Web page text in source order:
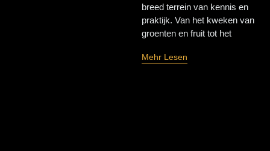
breed terrein van kennis en
praktijk. Van het kweken van
groenten en fruit tot het
Mehr Lesen